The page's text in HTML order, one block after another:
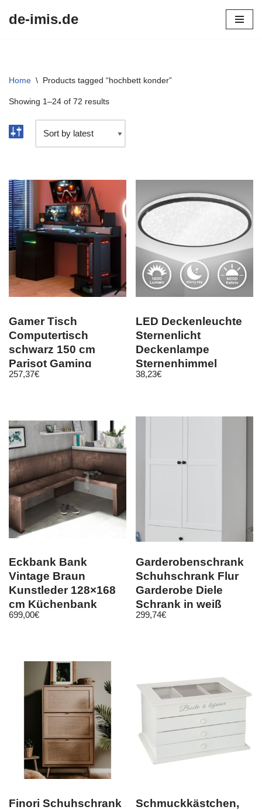
de-imis.de
Home \ Products tagged “hochbett konder”
Showing 1–24 of 72 results
Gamer Tisch
Computertisch
schwarz 150 cm
Parisot Gaming
Schreibtisch mit
257,37€
LED Deckenleuchte
Sternenlicht
Deckenlampe
Sternenhimmel
indirekt 33cm
38,23€
Eckbank Bank
Vintage Braun
Kunstleder 128×168
cm Küchenbank
Sitzbank Sitzecke
699,00€
Garderobenschrank
Schuhschrank Flur
Garderobe Diele
Schrank in weiß
Landhaus Baxter
299,74€
Finori Schuhschrank
Schmuckkästchen,